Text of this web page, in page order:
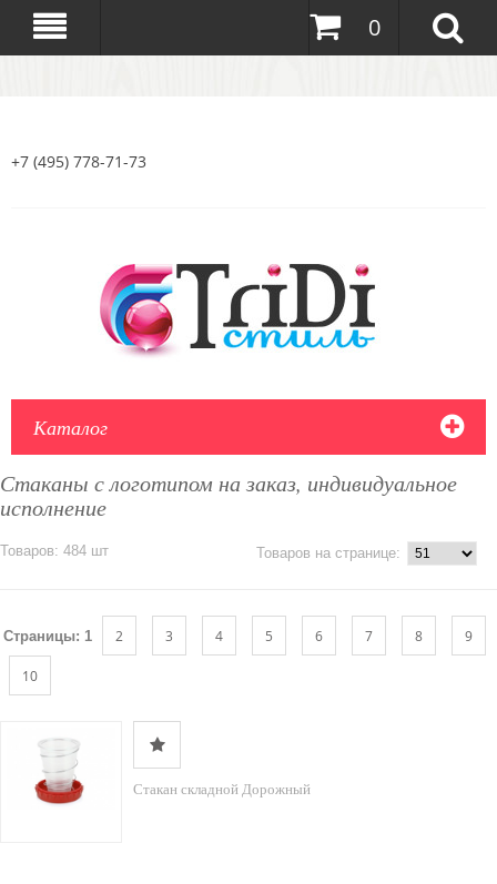
0
+7 (495) 778-71-73
Каталог
Стаканы с логотипом на заказ, индивидуальное
исполнение
Товаров: 484 шт Товаров на странице:
Страницы: 1 2 3 4 5 6 7 8 9
10
Стакан складной Дорожный